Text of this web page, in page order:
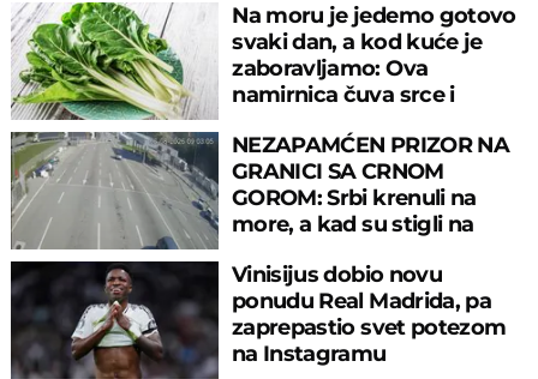
Na moru je jedemo gotovo
svaki dan, a kod kuće je
zaboravljamo: Ova
namirnica čuva srce i
NEZAPAMĆEN PRIZOR NA
GRANICI SA CRNOM
GOROM: Srbi krenuli na
more, a kad su stigli na
Vinisijus dobio novu
ponudu Real Madrida, pa
zaprepastio svet potezom
na Instagramu